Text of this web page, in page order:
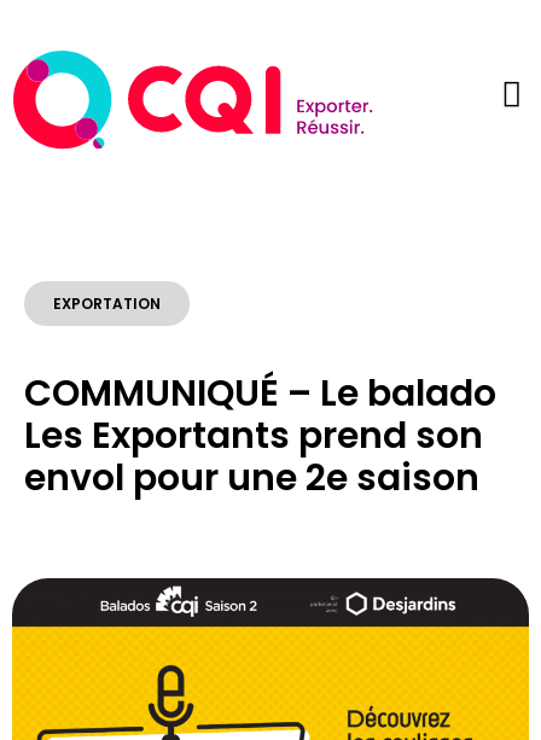
EXPORTATION
COMMUNIQUÉ – Le balado
Les Exportants prend son
envol pour une 2e saison